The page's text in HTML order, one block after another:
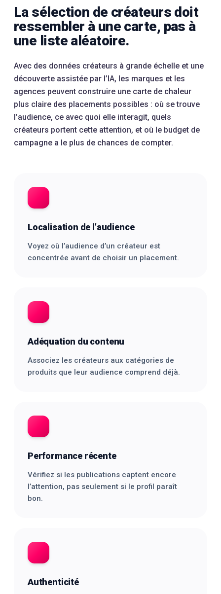
La sélection de créateurs doit
ressembler à une carte, pas à
une liste aléatoire.
Avec des données créateurs à grande échelle et une
découverte assistée par l’IA, les marques et les
agences peuvent construire une carte de chaleur
plus claire des placements possibles : où se trouve
l’audience, ce avec quoi elle interagit, quels
créateurs portent cette attention, et où le budget de
campagne a le plus de chances de compter.
Localisation de l’audience
Voyez où l’audience d’un créateur est
concentrée avant de choisir un placement.
Adéquation du contenu
Associez les créateurs aux catégories de
produits que leur audience comprend déjà.
Performance récente
Vérifiez si les publications captent encore
l’attention, pas seulement si le profil paraît
bon.
Authenticité